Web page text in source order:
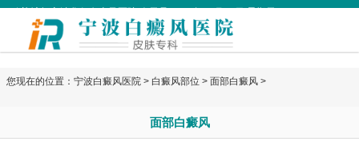
您现在的位置： 宁波白癜风医院 > 白癜风部位 > 面部白癜风 >
面部白癜风